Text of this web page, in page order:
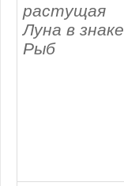
растущая
Луна в знаке
Рыб